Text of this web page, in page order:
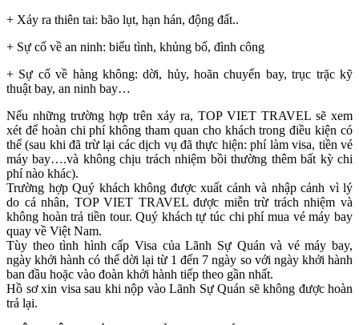
+ Xảy ra thiên tai: bão lụt, hạn hán, động đất..
+ Sự cố về an ninh: biểu tình, khủng bố, đình công
+ Sự cố về hàng không: dời, hủy, hoãn chuyến bay, trục trặc kỹ
thuật bay, an ninh bay…
Nếu những trường hợp trên xảy ra, TOP VIET TRAVEL sẽ xem
xét để hoàn chi phí không tham quan cho khách trong điều kiện có
thể (sau khi đã trừ lại các dịch vụ đã thực hiện: phí làm visa, tiền vé
máy bay….và không chịu trách nhiệm bồi thường thêm bất kỳ chi
phí nào khác).
Trường hợp Quý khách không được xuất cảnh và nhập cảnh vì lý
do cá nhân, TOP VIET TRAVEL được miễn trừ trách nhiệm và
không hoàn trả tiền tour. Quý khách tự túc chi phí mua vé máy bay
quay về Việt Nam.
Tùy theo tình hình cấp Visa của Lãnh Sự Quán và vé máy bay,
ngày khởi hành có thể dời lại từ 1 đến 7 ngày so với ngày khởi hành
ban đầu hoặc vào đoàn khởi hành tiếp theo gần nhất.
Hồ sơ xin visa sau khi nộp vào Lãnh Sự Quán sẽ không được hoàn
trả lại.